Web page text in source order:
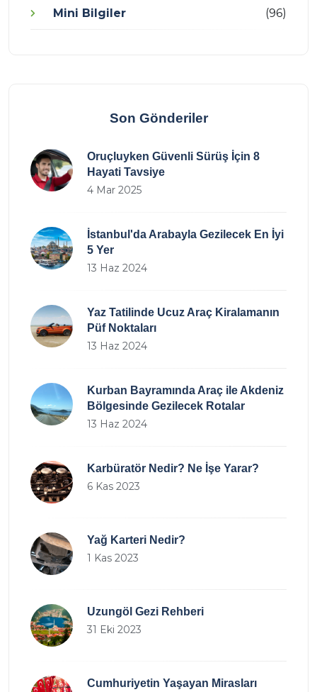
Mini Bilgiler (96)
Son Gönderiler
Oruçluyken Güvenli Sürüş İçin 8
Hayati Tavsiye
4 Mar 2025
İstanbul'da Arabayla Gezilecek En İyi
5 Yer
13 Haz 2024
Yaz Tatilinde Ucuz Araç Kiralamanın
Püf Noktaları
13 Haz 2024
Kurban Bayramında Araç ile Akdeniz
Bölgesinde Gezilecek Rotalar
13 Haz 2024
Karbüratör Nedir? Ne İşe Yarar?
6 Kas 2023
Yağ Karteri Nedir?
1 Kas 2023
Uzungöl Gezi Rehberi
31 Eki 2023
Cumhuriyetin Yaşayan Mirasları